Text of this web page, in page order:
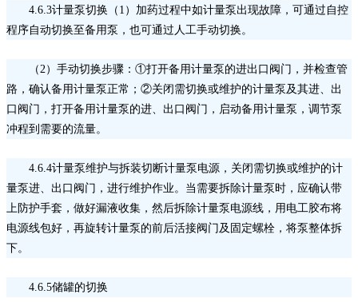
4.6.3计量泵切换（1）加药过程中如计量泵出现故障，可通过自控
程序自动切换至备用泵，也可通过人工手动切换。
（ 2）手动切换步骤：①打开备用计量泵的进出口阀门，并检查管
路，确认备用计量泵正常；②关闭需切换或维护的计量泵及其进、出
口阀门，打开备用计量泵的进、出口阀门，启动备用计量泵，调节泵
冲程到需要的流量。
4.6.4计量泵维护与拆装切断计量泵电源，关闭需切换或维护的计
量泵进、出口阀门，进行维护作业。当需要拆除计量泵时，应确认带
上防护手套，做好漏液收集，然后拆除计量泵电源线，用电工胶布将
电源线包好，再旋转计量泵的前后活接阀门及固定螺栓，将泵整体拆
下。
4.6.5储罐的切换